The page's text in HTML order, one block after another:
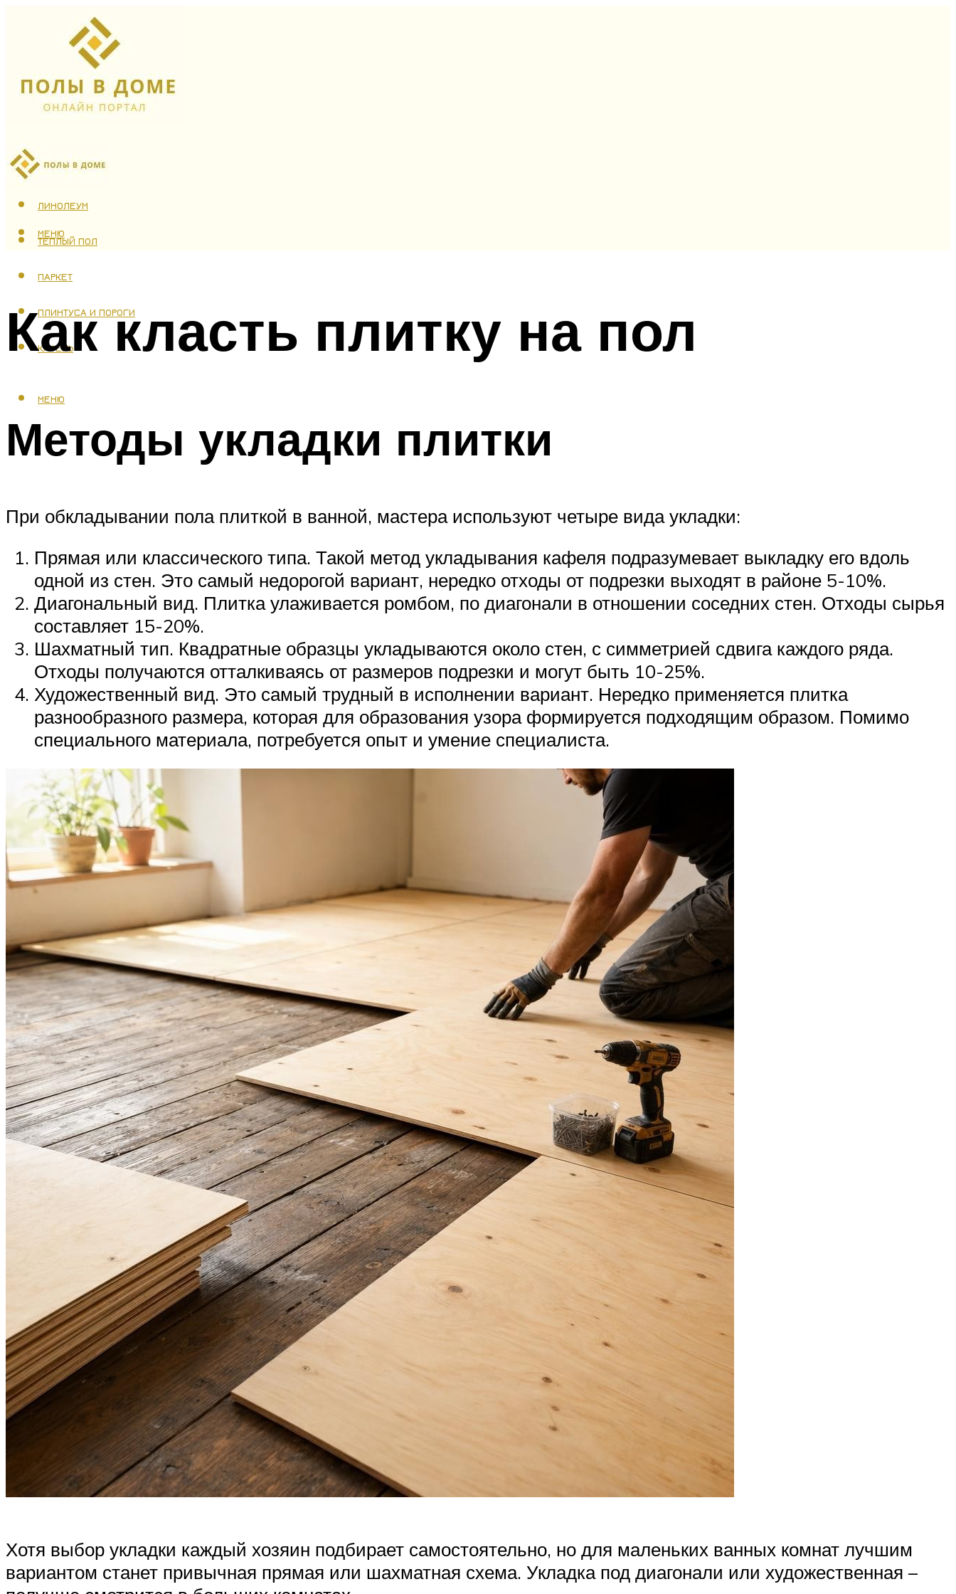
ЛАМИНАТ
ЛИНОЛЕУМ
ТЕПЛЫЙ ПОЛ
ПАРКЕТ
ПЛИНТУСА И ПОРОГИ
КАФЕЛЬ
МЕНЮ
МЕНЮ
Как класть плитку на пол
Методы укладки плитки
При обкладывании пола плиткой в ванной, мастера используют четыре вида укладки:
Прямая или классического типа. Такой метод укладывания кафеля подразумевает выкладку его вдоль
одной из стен. Это самый недорогой вариант, нередко отходы от подрезки выходят в районе 5-10%.
Диагональный вид. Плитка улаживается ромбом, по диагонали в отношении соседних стен. Отходы сырья
составляет 15-20%.
Шахматный тип. Квадратные образцы укладываются около стен, с симметрией сдвига каждого ряда.
Отходы получаются отталкиваясь от размеров подрезки и могут быть 10-25%.
Художественный вид. Это самый трудный в исполнении вариант. Нередко применяется плитка
разнообразного размера, которая для образования узора формируется подходящим образом. Помимо
специального материала, потребуется опыт и умение специалиста.
Хотя выбор укладки каждый хозяин подбирает самостоятельно, но для маленьких ванных комнат лучшим
вариантом станет привычная прямая или шахматная схема. Укладка под диагонали или художественная –